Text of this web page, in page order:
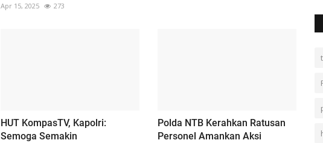
Apr 15, 2025
273
HUT KompasTV, Kapolri:
Semoga Semakin
Polda NTB Kerahkan Ratusan
Personel Amankan Aksi